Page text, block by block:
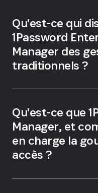
Qu'est-ce qui
1Password
Manager des
traditionnels ?
Qu'est-ce que
Manager, et
en charge la
accès ?